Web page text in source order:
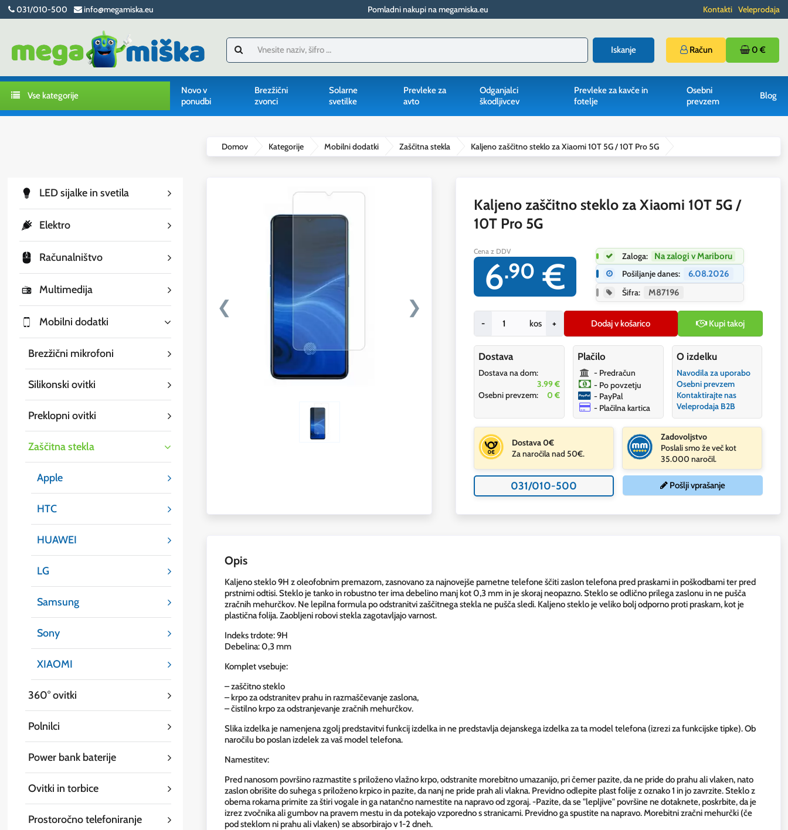
031/010-500 info@megamiska.eu Pomladni nakupi na megamiska.eu Kontakti Veleprodaja
Iskanje Račun 0 €
Vse kategorije
Novo v
ponudbi
Brezžični
zvonci
Solarne
svetilke
Prevleke za
avto
Odganjalci
škodljivcev
Prevleke za kavče in
fotelje
Osebni
prevzem
Blog
LED sijalke in svetila
Elektro
Računalništvo
Multimedija
Mobilni dodatki
Brezžični mikrofoni
Silikonski ovitki
Preklopni ovitki
Zaščitna stekla
Apple
HTC
HUAWEI
LG
Samsung
Sony
XIAOMI
360° ovitki
Polnilci
Power bank baterije
Ovitki in torbice
Prostoročno telefoniranje
Domov Kategorije Mobilni dodatki Zaščitna stekla Kaljeno zaščitno steklo za Xiaomi 10T 5G / 10T Pro 5G
❮ ❯
Kaljeno zaščitno steklo za Xiaomi 10T 5G /
10T Pro 5G
Cena z DDV
6.90 € Zaloga:
Na zalogi v Mariboru
Pošiljanje danes:
6.08.2026
Šifra:
M87196
- kos + Dodaj v košarico Kupi takoj
Dostava
Dostava na dom:
3.99 €
Osebni prevzem:
0 €
Plačilo
- Predračun
- Po povzetju
- PayPal
- Plačilna kartica
O izdelku
Navodila za uporabo
Osebni prevzem
Kontaktirajte nas
Veleprodaja B2B
Dostava 0€
Za naročila nad 50€.
Zadovoljstvo
Poslali smo že več kot
35.000 naročil.
031/010-500 Pošlji vprašanje
Opis
Kaljeno steklo 9H z oleofobnim premazom, zasnovano za najnovejše pametne telefone ščiti zaslon telefona pred praskami in poškodbami ter pred
prstnimi odtisi. Steklo je tanko in robustno ter ima debelino manj kot 0,3 mm in je skoraj neopazno. Steklo se odlično prilega zaslonu in ne pušča
zračnih mehurčkov. Ne lepilna formula po odstranitvi zaščitnega stekla ne pušča sledi. Kaljeno steklo je veliko bolj odporno proti praskam, kot je
plastična folija. Zaobljeni robovi stekla zagotavljajo varnost.
Indeks trdote: 9H
Debelina: 0,3 mm
Komplet vsebuje:
– zaščitno steklo
– krpo za odstranitev prahu in razmaščevanje zaslona,
– čistilno krpo za odstranjevanje zračnih mehurčkov.
Slika izdelka je namenjena zgolj predstavitvi funkcij izdelka in ne predstavlja dejanskega izdelka za ta model telefona (izrezi za funkcijske tipke). Ob
naročilu bo poslan izdelek za vaš model telefona.
Namestitev:
Pred nanosom površino razmastite s priloženo vlažno krpo, odstranite morebitno umazanijo, pri čemer pazite, da ne pride do prahu ali vlaken, nato
zaslon obrišite do suhega s priloženo krpico in pazite, da nanj ne pride prah ali vlakna. Previdno odlepite plast folije z oznako 1 in jo zavrzite. Steklo z
obema rokama primite za štiri vogale in ga natančno namestite na napravo od zgoraj. -Pazite, da se "lepljive" površine ne dotaknete, poskrbite, da je
izrez zvočnika ali gumbov na pravem mestu in da potekajo vzporedno s stranicami. Previdno ga spustite na napravo. Morebitni zračni mehurčki (če
pod steklom ni prahu ali vlaken) se absorbirajo v 1-2 dneh.